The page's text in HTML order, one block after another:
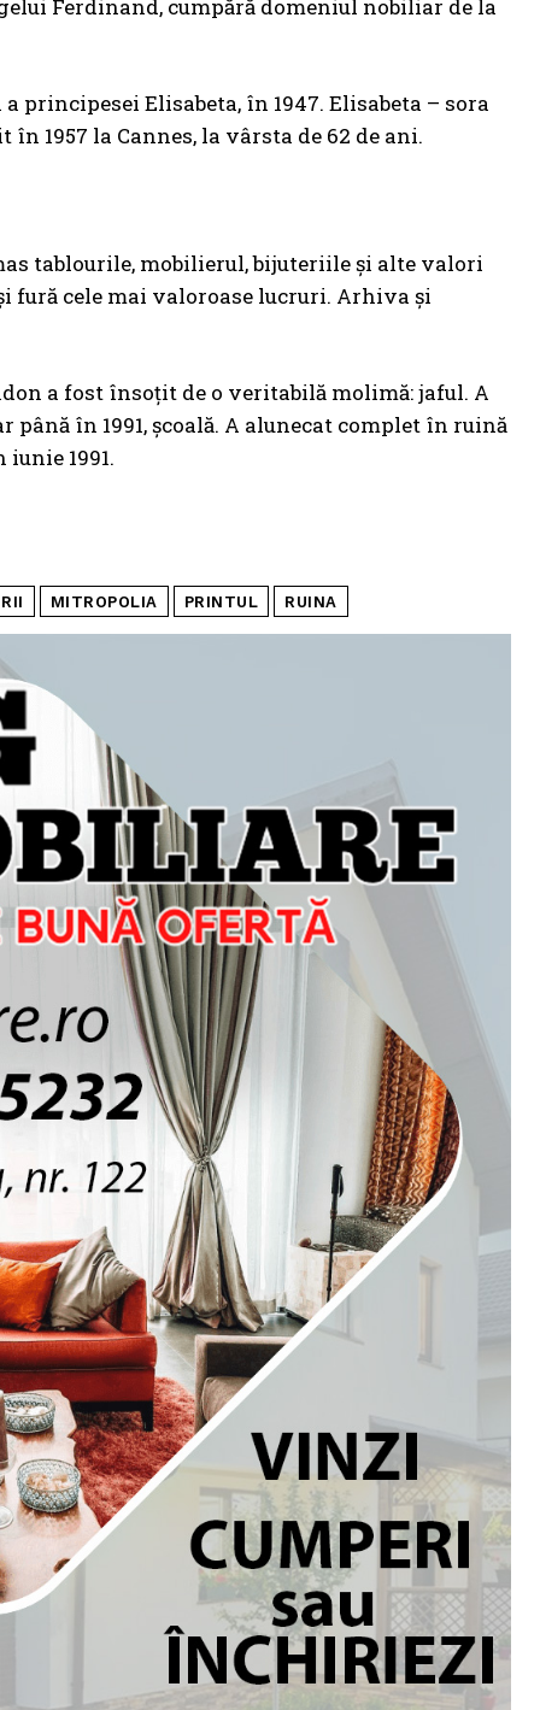
Ferdinand, cumpără domeniul nobiliar de la
principesei Elisabeta, în 1947. Elisabeta – sora
1957 la Cannes, la vârsta de 62 de ani.
tablourile, mobilierul, bijuteriile şi alte valori
fură cele mai valoroase lucruri. Arhiva şi
a fost însoţit de o veritabilă molimă: jaful. A
până în 1991, şcoală. A alunecat complet în ruină
1991.
MITROPOLIA PRINTUL RUINA